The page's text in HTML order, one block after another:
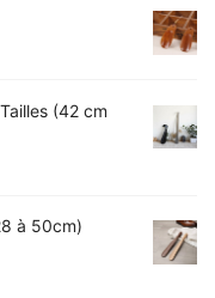
(42 cm
à 50cm)